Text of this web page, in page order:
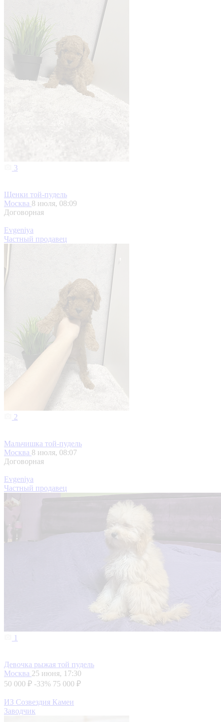
3
Щенки той-пудель
Москва 8 июля, 08:09
Договорная
Evgeniya
Частный продавец
2
Мальчишка той-пудель
Москва 8 июля, 08:07
Договорная
Evgeniya
Частный продавец
1
Девочка рыжая той пудель
Москва 25 июня, 17:30
50 000 ₽ -33% 75 000 ₽
ИЗ Созвездия Камеи
Заводчик